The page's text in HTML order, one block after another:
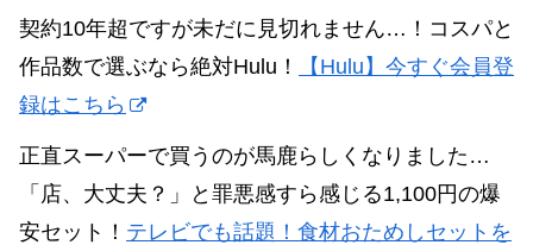
契約10年超ですが未だに見切れません…！コスパと
作品数で選ぶなら絶対Hulu！
【Hulu】今すぐ会員登
録はこちら
正直スーパーで買うのが馬鹿らしくなりました…
「店、大丈夫？」と罪悪感すら感じる1,100円の爆
安セット！ テレビでも話題！食材おためしセットを